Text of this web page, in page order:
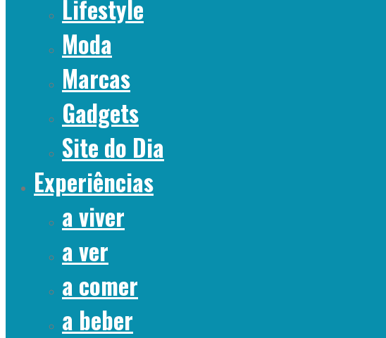
Lifestyle
Moda
Marcas
Gadgets
Site do Dia
Experiências
a viver
a ver
a comer
a beber